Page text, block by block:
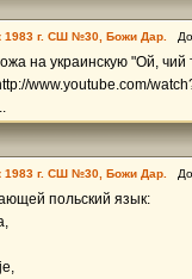
1983 г. СШ №30, Божи Дар.
на украинскую "Ой, чий
www.youtube.com/
1983 г. СШ №30, Божи Дар.
польский язык: